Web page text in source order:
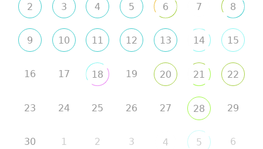
2 3 4 5 6 7 8
9 10 11 12 13 14 15
16 17 18 19 20 21 22
23 24 25 26 27 28 29
30 1 2 3 4 5 6